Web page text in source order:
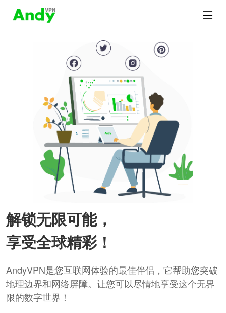
解锁无限可能，
享受全球精彩！
AndyVPN是您互联网体验的最佳伴侣，它帮助您突破
地理边界和网络屏障。让您可以尽情地享受这个无界
限的数字世界！